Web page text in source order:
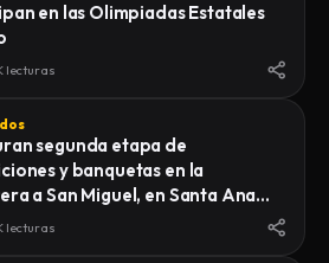
en las Olimpiadas Estatales
lecturas
segunda etapa de
y banquetas en la
a San Miguel, en Santa Ana
lecturas